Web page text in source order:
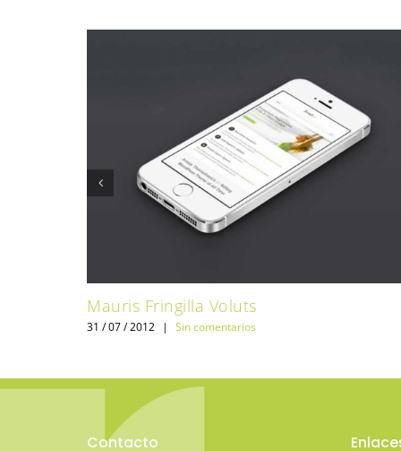
Mauris Fringilla Voluts
31 / 07 / 2012 | Sin comentarios
Contacto